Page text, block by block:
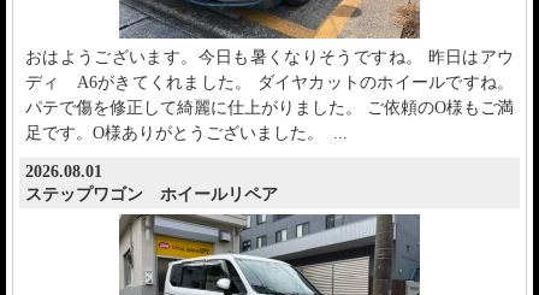
おはようございます。今日も暑くなりそうですね。 昨日はアウ
ディ A6がきてくれました。 ダイヤカットのホイールですね。
パテで傷を修正して綺麗に仕上がりました。 ご依頼のO様もご満
足です。O様ありがとうございました。 ...
2026.08.01
ステップワゴン ホイールリペア